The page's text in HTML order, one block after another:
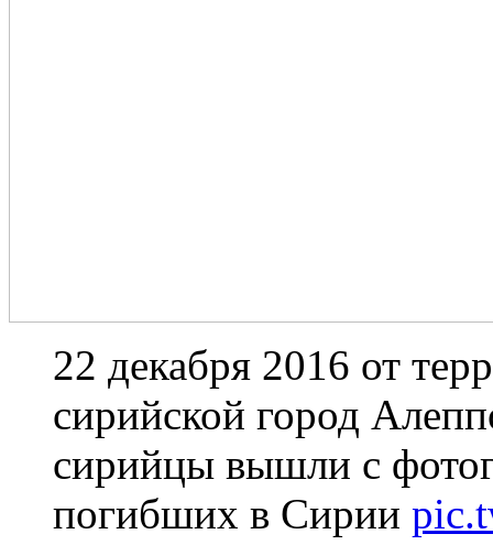
22 декабря 2016 от
сирийской город
сирийцы вышли с
погибших в Сирии